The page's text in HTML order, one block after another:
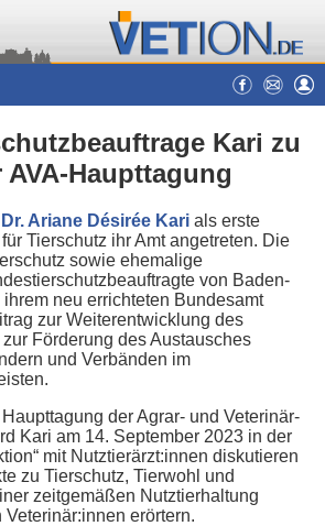
Kari zu
Haupttagung
Dr. Ariane Désirée Kari als erste
Tierschutz ihr Amt angetreten. Die
sowie ehemalige
von Baden-
neu errichteten Bundesamt
zur Weiterentwicklung des
Förderung des Austausches
und Verbänden im
der Agrar- und Veterinär-
Kari am 14. September 2023 in der
mit Nutztierärzt:innen diskutieren
zu Tierschutz, Tierwohl und
zeitgemäßen Nutztierhaltung
erörtern.